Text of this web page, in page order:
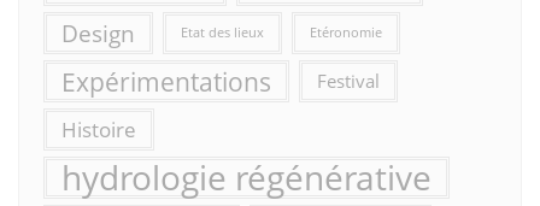
Design Etat des lieux Etéronomie
Expérimentations Festival
Histoire
hydrologie régénérative